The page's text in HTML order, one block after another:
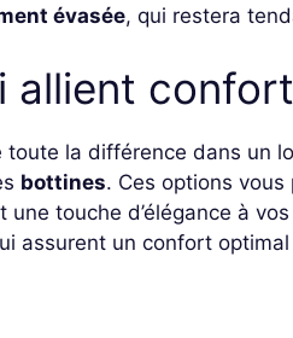
évasée, qui restera
allient
la différence dans un
bottines. Ces options
touche d’élégance à
assurent un confort